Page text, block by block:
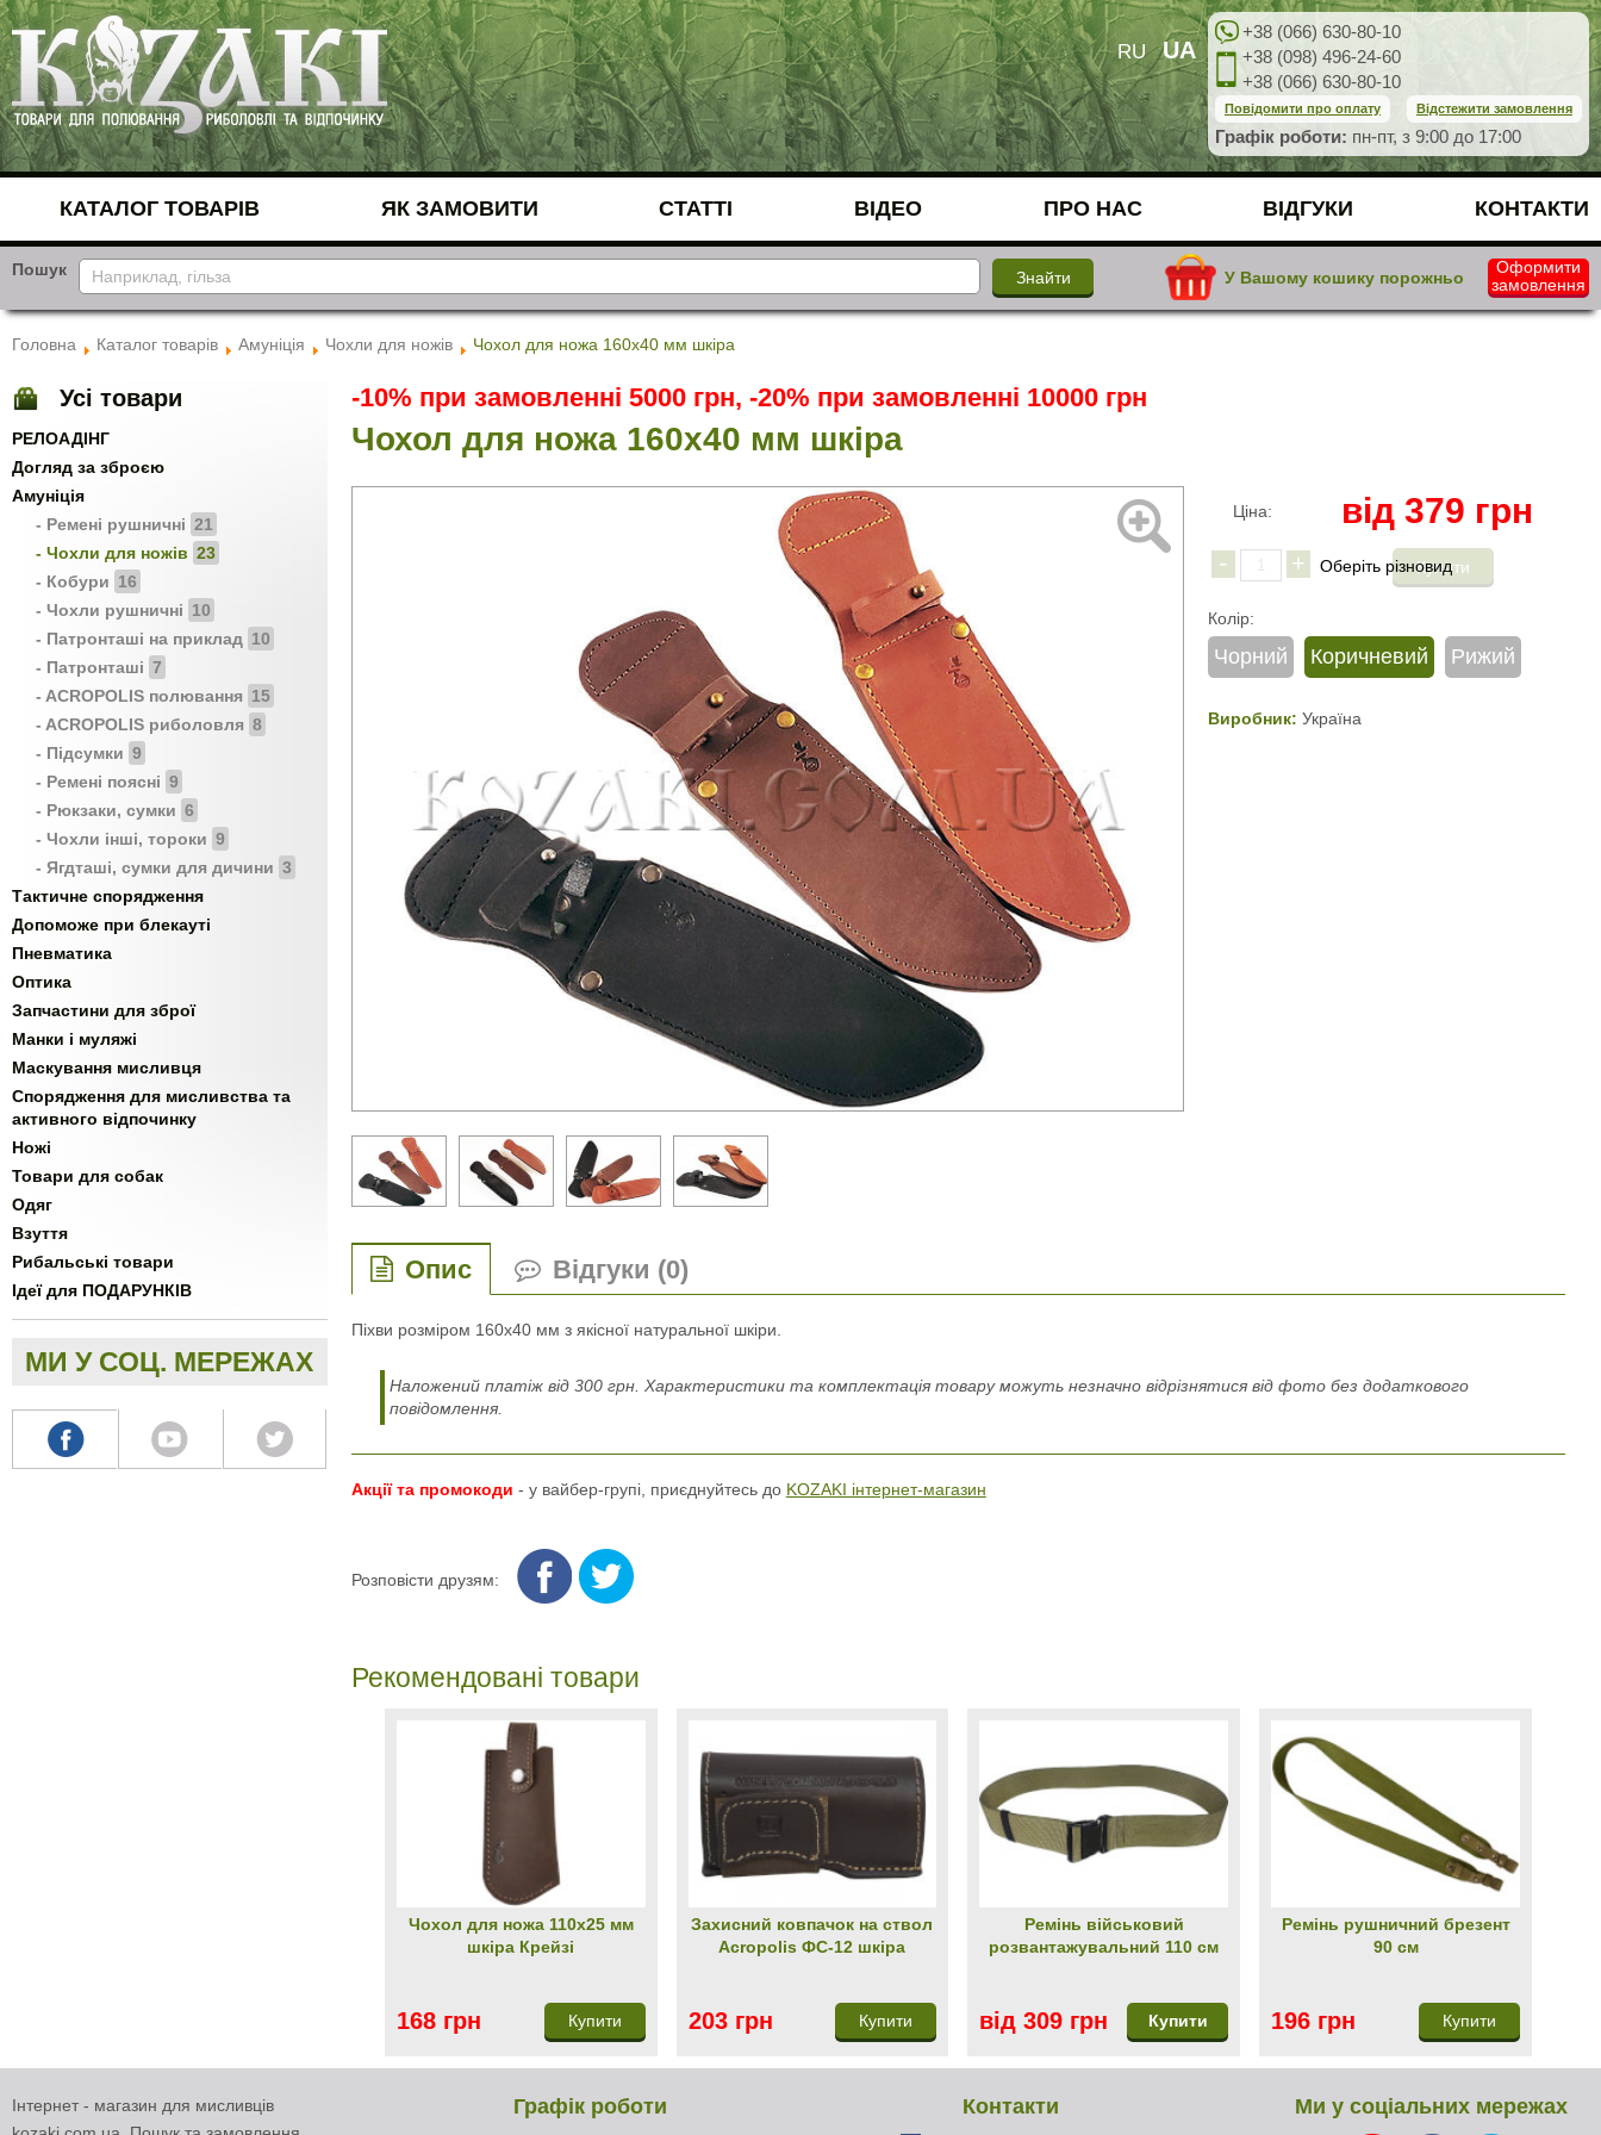
+38 (066) 630-80-10
+38 (098) 496-24-60
+38 (066) 630-80-10
Повідомити про оплату Відстежити замовлення
Графік роботи: пн-пт, з 9:00 до 17:00
RU UA
КАТАЛОГ ТОВАРІВ ЯК ЗАМОВИТИ СТАТТІ ВІДЕО ПРО НАС ВІДГУКИ КОНТАКТИ
У Вашому кошику порожньо
Оформити
замовлення
Пошук
Головна Каталог товарів Амуніція Чохли для ножів Чохол для ножа 160х40 мм шкіра
Усі товари
РЕЛОАДІНГ
Догляд за зброєю
Амуніція
- Ремені рушничні 21
- Чохли для ножів 23
- Кобури 16
- Чохли рушничні 10
- Патронташі на приклад 10
- Патронташі 7
- ACROPOLIS полювання 15
- ACROPOLIS риболовля 8
- Підсумки 9
- Ремені поясні 9
- Рюкзаки, сумки 6
- Чохли інші, тороки 9
- Ягдташі, сумки для дичини 3
Тактичне спорядження
Допоможе при блекауті
Пневматика
Оптика
Запчастини для зброї
Манки і муляжі
Маскування мисливця
Спорядження для мисливства та
активного відпочинку
Ножі
Товари для собак
Одяг
Взуття
Рибальські товари
Ідеї для ПОДАРУНКІВ
МИ У СОЦ. МЕРЕЖАХ
-10% при замовленні 5000 грн, -20% при замовленні 10000 грн
Чохол для ножа 160х40 мм шкіра
Ціна: від 379 грн
- +
Колір:
Чорний Коричневий Рижий
Виробник: Україна
Опис Відгуки (0)
Піхви розміром 160х40 мм з якісної натуральної шкіри.
Наложений платіж від 300 грн. Характеристики та комплектація товару можуть незначно відрізнятися від фото без додаткового
повідомлення.
Акції та промокоди - у вайбер-групі, приєднуйтесь до KOZAKI інтернет-магазин
Розповісти друзям:
Рекомендовані товари
Чохол для ножа 110х25 мм
шкіра Крейзі
168 грн Купити
Захисний ковпачок на ствол
Acropolis ФС-12 шкіра
203 грн Купити
Ремінь військовий
розвантажувальний 110 см
від 309 грн Купити
Ремінь рушничний брезент
90 см
196 грн Купити
Інтернет - магазин для мисливців
Графік роботи Контакти Ми у соціальних мережах